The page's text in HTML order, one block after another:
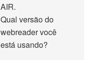
AIR.
Qual versão do
webreader você
está usando?